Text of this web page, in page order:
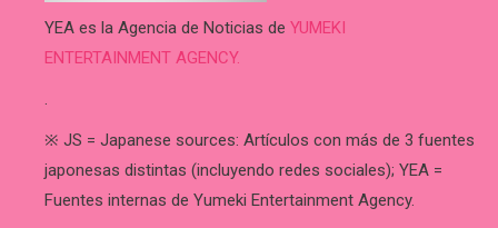
YEA es la Agencia de Noticias de YUMEKI
ENTERTAINMENT AGENCY.
.
※ JS = Japanese sources: Artículos con más de 3 fuentes
japonesas distintas (incluyendo redes sociales); YEA =
Fuentes internas de Yumeki Entertainment Agency.